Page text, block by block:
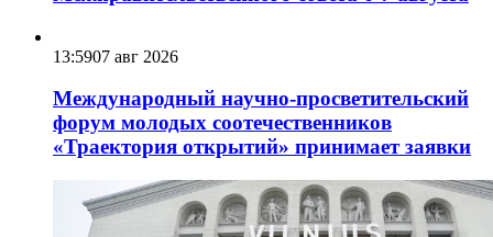
13:5907 авг 2026
Международный научно-просветительский
форум молодых соотечественников
«Траектория открытий» принимает заявки